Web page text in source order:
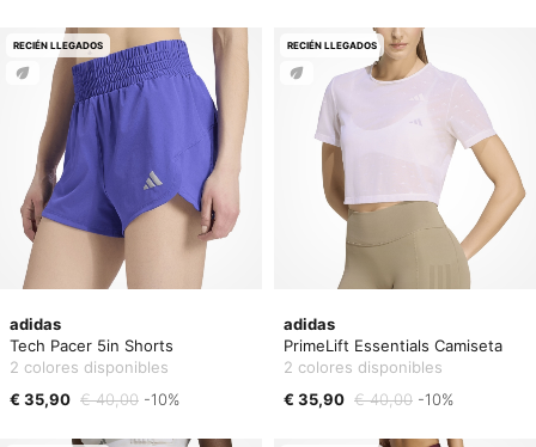
adidas
Tech Pacer 5in Shorts
2 colores disponibles
€ 35,90 € 40,00 -10%
RECIÉN LLEGADOS
adidas
PrimeLift Essentials Camiseta
2 colores disponibles
€ 35,90 € 40,00 -10%
RECIÉN LLEGADOS